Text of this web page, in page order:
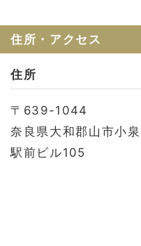
住所・アクセス
住所
〒639-1044
奈良県大和郡山市小
駅前ビル105